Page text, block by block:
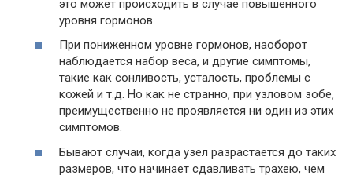
это может происходить в случае повышенного
уровня гормонов.
При пониженном уровне гормонов, наоборот
наблюдается набор веса, и другие симптомы,
такие как сонливость, усталость, проблемы с
кожей и т.д. Но как не странно, при узловом зобе,
преимущественно не проявляется ни один из этих
симптомов.
Бывают случаи, когда узел разрастается до таких
размеров, что начинает сдавливать трахею, чем